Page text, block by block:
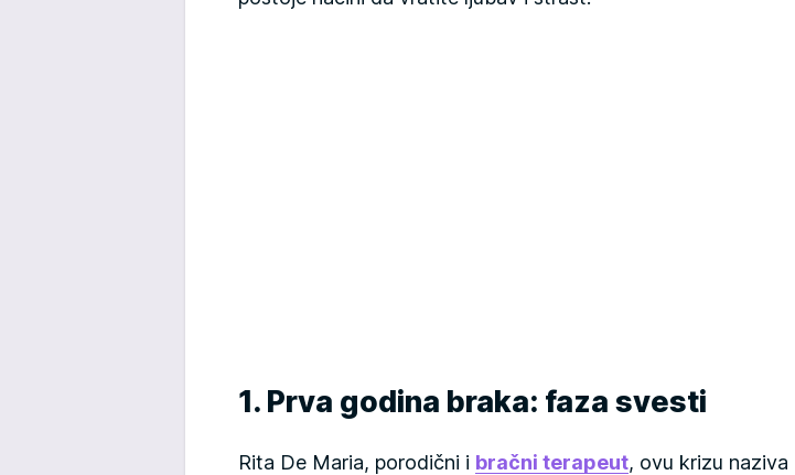
1. Prva godina braka: faza svesti
Rita De Maria, porodični i bračni terapeut, ovu krizu naziva